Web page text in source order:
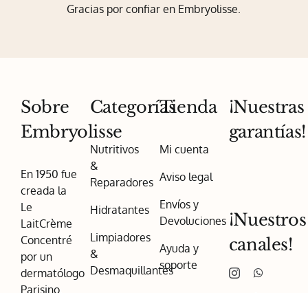
Gracias por confiar en Embryolisse.
Sobre
Embryolisse
En 1950 fue
creada la
Le
LaitCrème
Concentré
por un
dermatólogo
Parisino.
Categorías
Nutritivos
&
Reparadores
Hidratantes
Limpiadores
&
Desmaquillantes
Tienda
Mi cuenta
Aviso legal
Envíos y
Devoluciones
Ayuda y
soporte
¡Nuestras
garantías!
¡Nuestros
canales!